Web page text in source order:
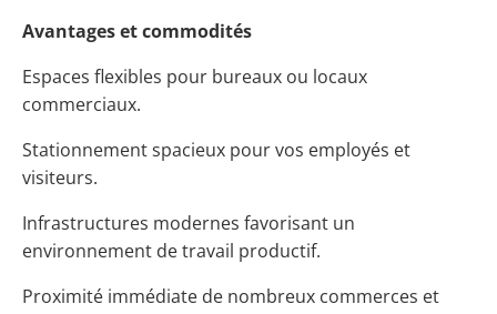
Avantages et commodités
Espaces flexibles pour bureaux ou locaux
commerciaux.
Stationnement spacieux pour vos employés et
visiteurs.
Infrastructures modernes favorisant un
environnement de travail productif.
Proximité immédiate de nombreux commerces et